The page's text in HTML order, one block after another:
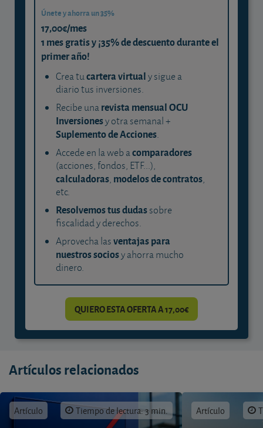
Únete y ahorra un 35%
17,00€/mes
1 mes gratis y ¡35% de descuento durante el
primer año!
Crea tucartera virtualy sigue a
diario tus inversiones.
Recibe unarevista mensual OCU
Inversionesy otra semanal +
Suplemento de Acciones.
Accede en la web acomparadores
(acciones, fondos, ETF...),
calculadoras, modelos de contratos,
etc.
Resolvemos tus dudassobre
fiscalidad y derechos.
Aprovecha lasventajas para
nuestros sociosy ahorra mucho
dinero.
QUIERO ESTA OFERTA A 17,00€
Artículos relacionados
Artículo Tiempo de lectura: 3 min. Artículo